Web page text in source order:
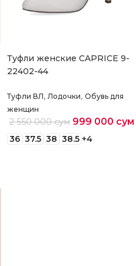
Туфли женские CAPRICE 9-
22402-44
Туфли ВЛ, Лодочки, Обувь для
женщин
2 550 000сум 999 000 сум
36 37.5 38 38.5 +4